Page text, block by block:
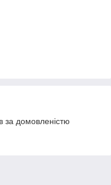
за домовленістю